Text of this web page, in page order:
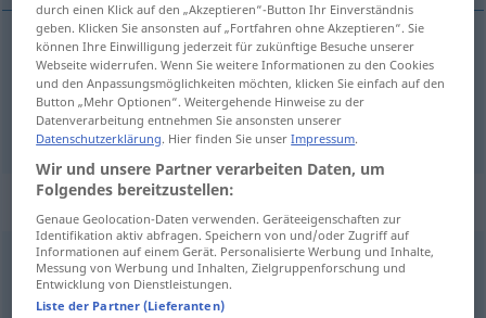
derribar umfahren
atropellar umfahrenjemanden
„umfahren“: transitives Verb
umfahrenv/t <irr>
Übersicht aller Übersetzungen
durch einen Klick auf den „Akzeptieren“-Button Ihr Einverständnis
geben. Klicken Sie ansonsten auf „Fortfahren ohne Akzeptieren“. Sie
können Ihre Einwilligung jederzeit für zukünftige Besuche unserer
Webseite widerrufen. Wenn Sie weitere Informationen zu den Cookies
und den Anpassungsmöglichkeiten möchten, klicken Sie einfach auf den
Button „Mehr Optionen“. Weitergehende Hinweise zu der
Datenverarbeitung entnehmen Sie ansonsten unserer
Datenschutzerklärung. Hier finden Sie unserImpressum.
Wir und unsere Partner verarbeiten Daten, um
Folgendes bereitzustellen:
Genaue Geolocation-Daten verwenden. Geräteeigenschaften zur
Identifikation aktiv abfragen. Speichern von und/oder Zugriff auf
Informationen auf einem Gerät. Personalisierte Werbung und Inhalte,
Messung von Werbung und Inhalten, Zielgruppenforschung und
Entwicklung von Dienstleistungen.
Liste der Partner (Lieferanten)